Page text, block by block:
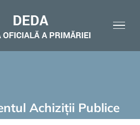
Achiziții Publice